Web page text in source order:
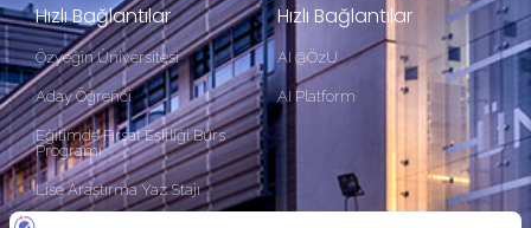
Hızlı Bağlantılar
Özyeğin Üniversitesi
Aday Öğrenci
Eğitimde Fırsat Eşitliği Burs
Programı
Lise Araştırma Yaz Stajı
Hızlı Bağlantılar
AI @ÖzU
AI Platform